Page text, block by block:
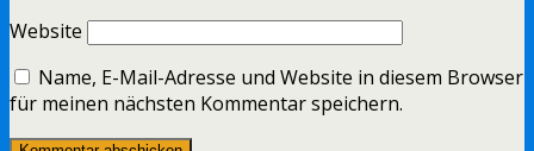
Website
Name, E-Mail-Adresse und Website in diesem Browser
für meinen nächsten Kommentar speichern.